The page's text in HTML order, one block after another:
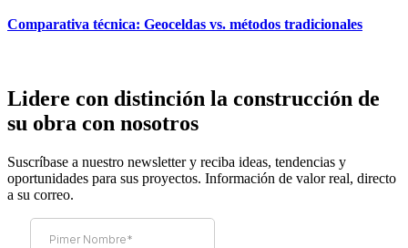
Comparativa técnica: Geoceldas vs. métodos tradicionales
Lidere con distinción la construcción de
su obra con nosotros
Suscríbase a nuestro newsletter y reciba ideas, tendencias y
oportunidades para sus proyectos. Información de valor real, directo
a su correo.